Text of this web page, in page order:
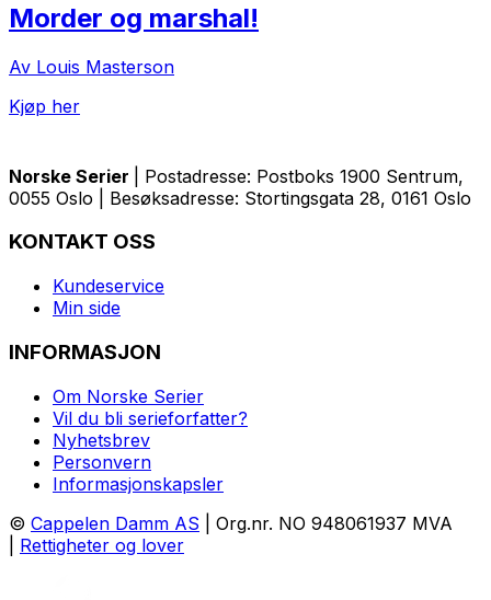
Morder og marshal!
Av Louis Masterson
Kjøp her
Norske Serier
| Postadresse: Postboks 1900 Sentrum,
0055 Oslo | Besøksadresse: Stortingsgata 28, 0161 Oslo
KONTAKT OSS
Kundeservice
Min side
INFORMASJON
Om Norske Serier
Vil du bli serieforfatter?
Nyhetsbrev
Personvern
Informasjonskapsler
© Cappelen Damm AS | Org.nr. NO 948061937 MVA
Rettigheter og lover